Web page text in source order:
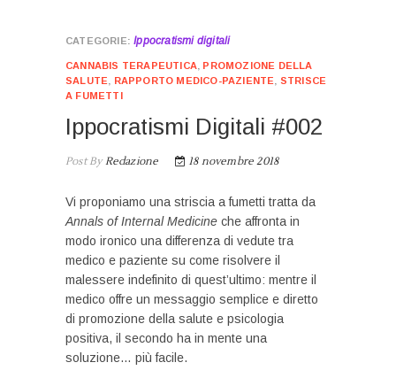
Ippocratismi digitali
CANNABIS TERAPEUTICA, PROMOZIONE DELLA
SALUTE, RAPPORTO MEDICO-PAZIENTE, STRISCE
A FUMETTI
Ippocratismi Digitali #002
Post ByRedazione 18 novembre 2018
Vi proponiamo una striscia a fumetti tratta da
Annals of Internal Medicine che affronta in
modo ironico una differenza di vedute tra
medico e paziente su come risolvere il
malessere indefinito di quest’ultimo: mentre il
medico offre un messaggio semplice e diretto
di promozione della salute e psicologia
positiva, il secondo ha in mente una
soluzione… più facile.